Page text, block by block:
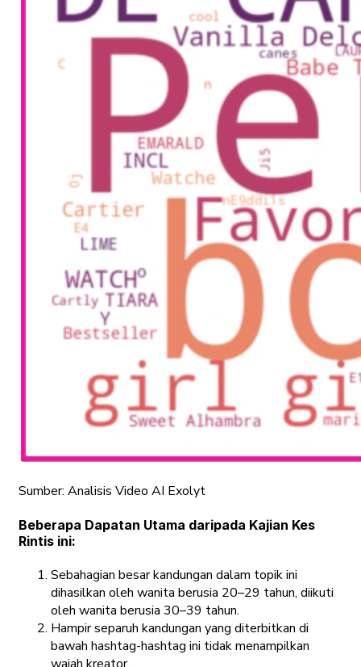
Sumber: Analisis Video AI Exolyt
Beberapa Dapatan Utama daripada Kajian Kes
Rintis ini:
Sebahagian besar kandungan dalam topik ini
dihasilkan oleh wanita berusia 20–29 tahun, diikuti
oleh wanita berusia 30–39 tahun.
Hampir separuh kandungan yang diterbitkan di
bawah hashtag-hashtag ini tidak menampilkan